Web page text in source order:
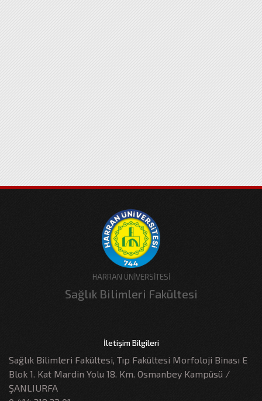
HARRAN ÜNİVERSİTESİ
Sağlık Bilimleri Fakültesi
İletişim Bilgileri
Sağlık Bilimleri Fakültesi, Tıp Fakültesi Morfoloji Binası E
Blok 1. Kat Mardin Yolu 18. Km. Osmanbey Kampüsü /
ŞANLIURFA